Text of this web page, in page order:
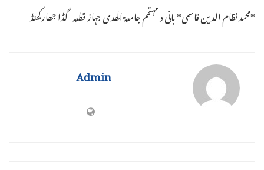
*محمد نظام الدین قاسمی* بانی و مہتمم جامعۃ الھدی جہاز قطعہ گڈا جھارکھنڈ
Admin